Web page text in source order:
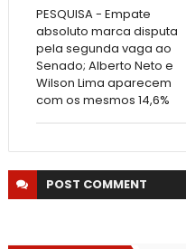
PESQUISA - Empate
absoluto marca disputa
pela segunda vaga ao
Senado; Alberto Neto e
Wilson Lima aparecem
com os mesmos 14,6%
POST COMMENT